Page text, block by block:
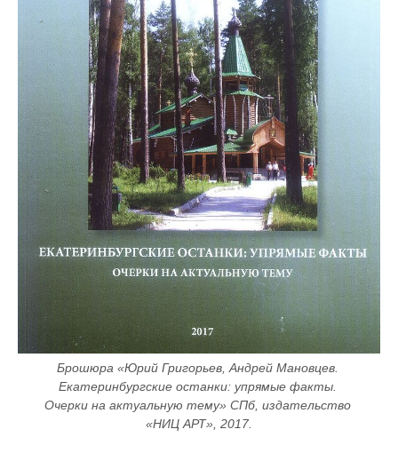
Брошюра «Юрий Григорьев, Андрей Мановцев.
Екатеринбургские останки: упрямые факты.
Очерки на актуальную тему» СПб, издательство
«НИЦ АРТ», 2017.